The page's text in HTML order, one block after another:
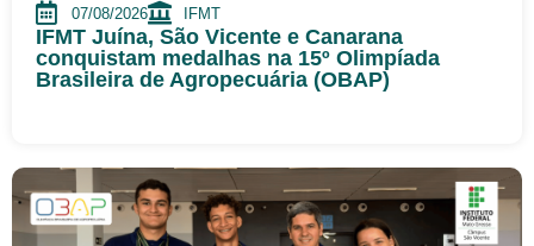
07/08/2026 IFMT
IFMT Juína, São Vicente e Canarana
conquistam medalhas na 15º Olimpíada
Brasileira de Agropecuária (OBAP)